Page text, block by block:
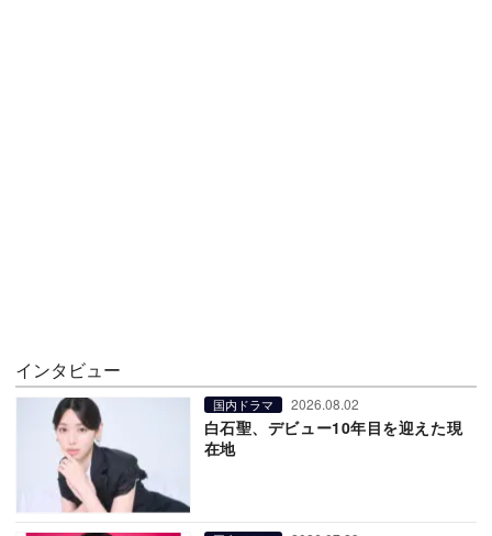
インタビュー
国内ドラマ 2026.08.02
白石聖、デビュー10年目を迎えた現
在地